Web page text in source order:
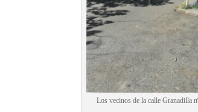
Los vecinos de la calle Granadilla